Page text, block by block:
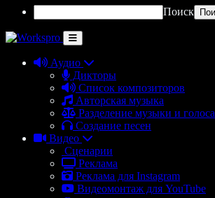
Поиск
Аудио
Дикторы
Список композиторов
Авторская музыка
Разделение музыки и голоса
Создание песен
Видео
Сценарии
Реклама
Реклама для Instagram
Видеомонтаж для YouTube